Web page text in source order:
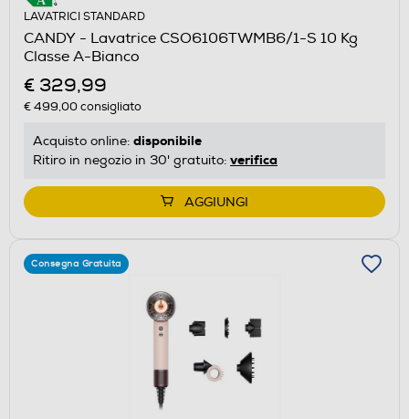
LAVATRICI STANDARD
CANDY - Lavatrice CSO6106TWMB6/1-S 10 Kg
Classe A-Bianco
€ 329,99
€ 499,00consigliato
Acquisto online: disponibile
Ritiro in negozio in 30' gratuito: verifica
AGGIUNGI
Consegna Gratuita